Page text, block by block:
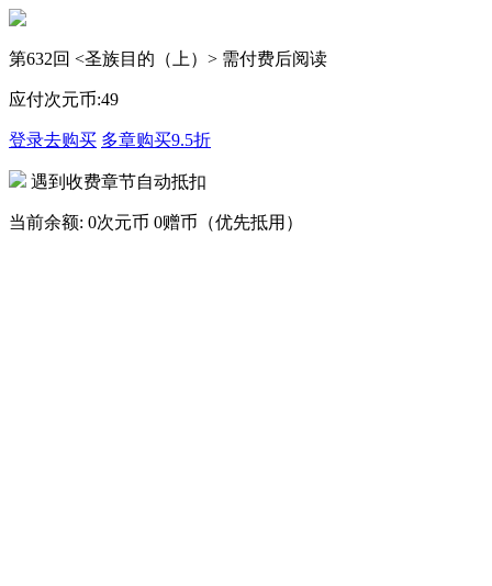
第632回 <圣族目的（上）> 需付费后阅读
应付次元币:49
登录去购买 多章购买9.5折
遇到收费章节自动抵扣
当前余额: 0次元币 0赠币（优先抵用）